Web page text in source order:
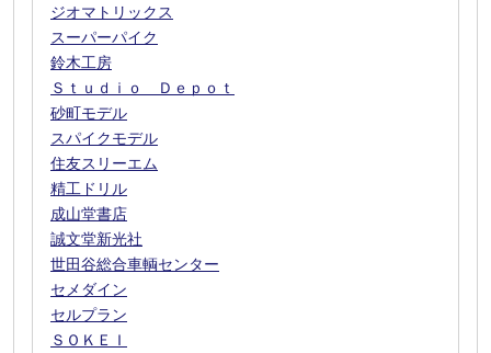
ジオマトリックス
スーパーパイク
鈴木工房
Ｓｔｕｄｉｏ Ｄｅｐｏｔ
砂町モデル
スパイクモデル
住友スリーエム
精工ドリル
成山堂書店
誠文堂新光社
世田谷総合車輌センター
セメダイン
セルプラン
ＳＯＫＥＩ